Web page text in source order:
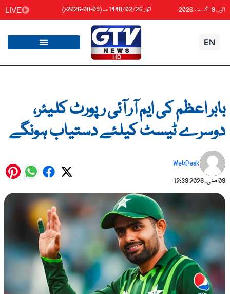
اتوار، 9-اگست،2026 اتوار 1448/02/26هـ (09-08-2026م) LIVE
EN
بابر اعظم کی ایم آر آئی رپورٹ کلیئر،
دوسرے ٹیسٹ کیلئے دستیاب ہونگے
WebDesk
09 مئی, 2026
12:39